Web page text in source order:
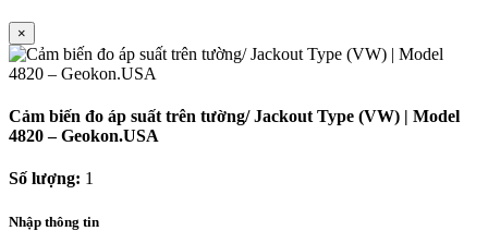
×
Cảm biến đo áp suất trên tường/ Jackout Type (VW) | Model
4820 – Geokon.USA
Số lượng: 1
Nhập thông tin